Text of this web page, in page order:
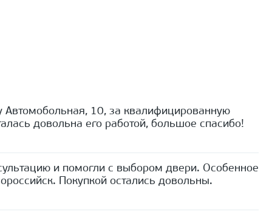
10, за квалифицированную
довольна его работой, большое спасибо!
и помогли с выбором двери. Особенное
Покупкой остались довольны.